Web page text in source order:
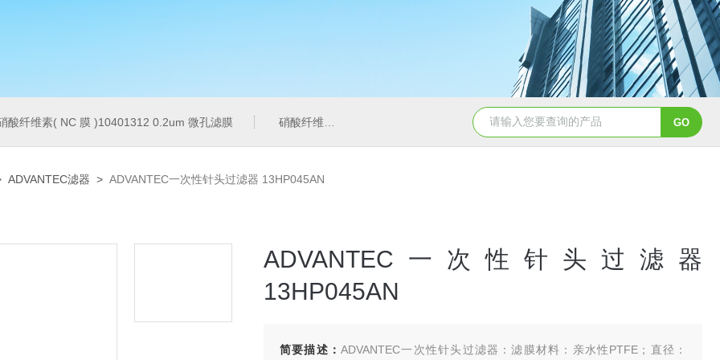
酸纤维素( NC 膜 )10401312 0.2um 微孔滤膜 硝酸纤维素( NC 膜 )7182-004 0.2um 微孔滤膜 硝酸纤维素( NC 膜 )10402012
ADVANTEC滤器 > ADVANTEC一次性针头过滤器 13HP045AN
ADVANTEC一次性针头过滤器
13HP045AN
简要描述：ADVANTEC一次性针头过滤器：滤膜材料：亲水性PTFE；直径：